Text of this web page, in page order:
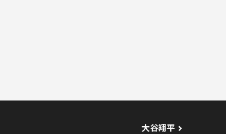
大谷翔平